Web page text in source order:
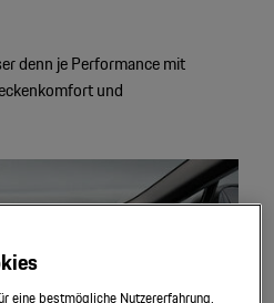
denn je Performance mit
und